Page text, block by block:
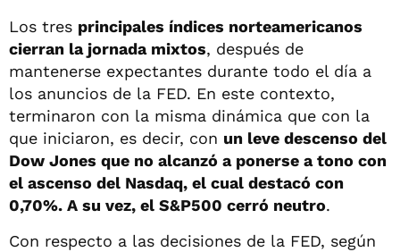
Los tres principales índices norteamericanos
cierran la jornada mixtos, después de
mantenerse expectantes durante todo el día a
los anuncios de la FED. En este contexto,
terminaron con la misma dinámica que con la
que iniciaron, es decir, con un leve descenso del
Dow Jones que no alcanzó a ponerse a tono con
el ascenso del Nasdaq, el cual destacó con
0,70%. A su vez, el S&P500 cerró neutro.
Con respecto a las decisiones de la FED, según